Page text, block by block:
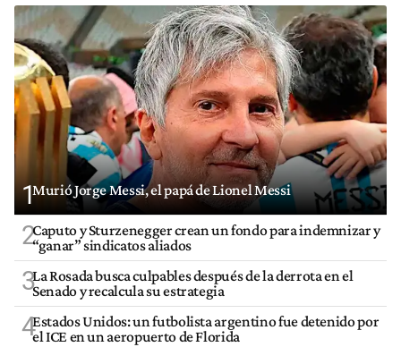
1Murió Jorge Messi, el papá de Lionel Messi
2Caputo y Sturzenegger crean un fondo para indemnizar y
“ganar” sindicatos aliados
3La Rosada busca culpables después de la derrota en el
Senado y recalcula su estrategia
4Estados Unidos: un futbolista argentino fue detenido por
el ICE en un aeropuerto de Florida